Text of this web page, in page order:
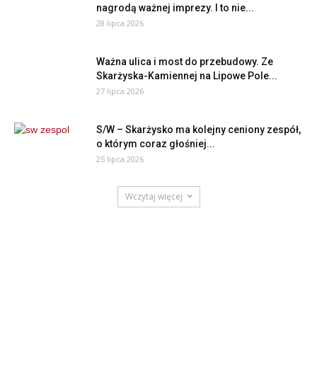
nagrodą ważnej imprezy. I to nie...
28 lipca 2026
Ważna ulica i most do przebudowy. Ze
Skarżyska-Kamiennej na Lipowe Pole...
27 lipca 2026
S/W – Skarżysko ma kolejny ceniony zespół,
o którym coraz głośniej...
25 lipca 2026
Wczytaj więcej